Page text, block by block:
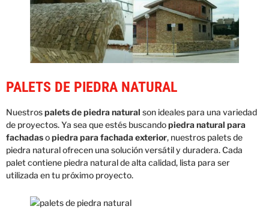
PALETS DE PIEDRA NATURAL
Nuestrospalets de piedra natural son ideales para una variedad
de proyectos. Ya sea que estés buscandopiedra natural para
fachadasopiedra para fachada exterior, nuestros palets de
piedra natural ofrecen una solución versátil y duradera. Cada
palet contiene piedra natural de alta calidad, lista para ser
utilizada en tu próximo proyecto.